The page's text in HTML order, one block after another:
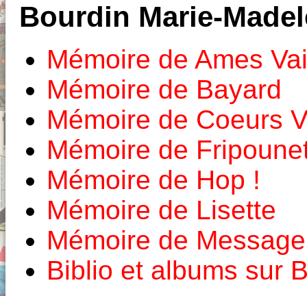
Bourdin Marie-
Mémoire de Ames
Mémoire de Bayard
Mémoire de Coeurs
Mémoire de
Mémoire de Hop !
Mémoire de Lisette
Mémoire de
Biblio et albums sur